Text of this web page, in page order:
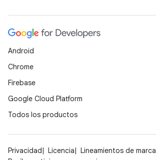
Android
Chrome
Firebase
Google Cloud Platform
Todos los productos
Privacidad Licencia Lineamientos de marca